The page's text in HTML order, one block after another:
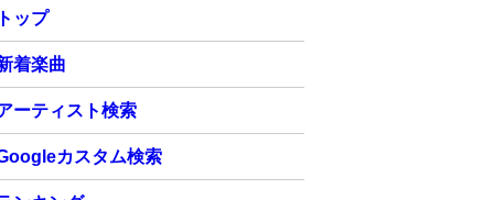
トップ
着楽曲
ーティスト検索
カスタム検索